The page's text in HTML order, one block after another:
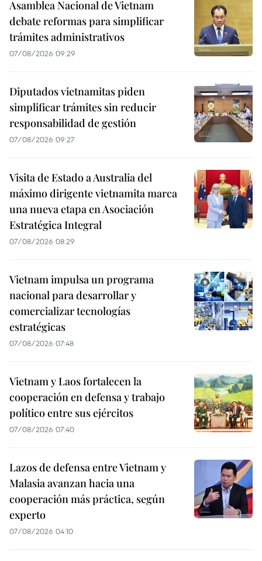
Asamblea Nacional de Vietnam
debate reformas para simplificar
trámites administrativos
07/08/2026 09:29
Diputados vietnamitas piden
simplificar trámites sin reducir
responsabilidad de gestión
07/08/2026 09:27
Visita de Estado a Australia del
máximo dirigente vietnamita marca
una nueva etapa en Asociación
Estratégica Integral
07/08/2026 08:29
Vietnam impulsa un programa
nacional para desarrollar y
comercializar tecnologías
estratégicas
07/08/2026 07:48
Vietnam y Laos fortalecen la
cooperación en defensa y trabajo
político entre sus ejércitos
07/08/2026 07:40
Lazos de defensa entre Vietnam y
Malasia avanzan hacia una
cooperación más práctica, según
experto
07/08/2026 04:10